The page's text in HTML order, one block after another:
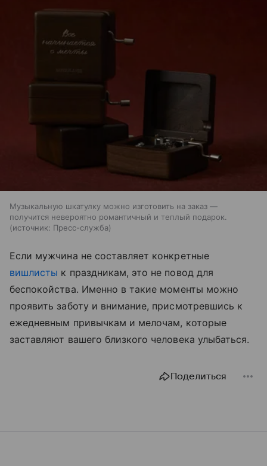
Музыкальную шкатулку можно изготовить на заказ —
получится невероятно романтичный и теплый подарок.
источник: Пресс-служба
Если мужчина не составляет конкретные
вишлисты к праздникам, это не повод для
беспокойства. Именно в такие моменты можно
проявить заботу и внимание, присмотревшись к
ежедневным привычкам и мелочам, которые
заставляют вашего близкого человека улыбаться.
Поделиться